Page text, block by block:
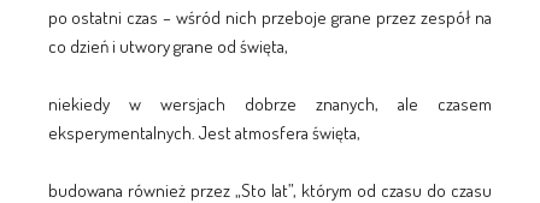
po ostatni czas – wśród nich przeboje grane przez zespół na
co dzień i utwory grane od święta,
niekiedy w wersjach dobrze znanych, ale czasem
eksperymentalnych. Jest atmosfera święta,
budowana również przez „Sto lat”, którym od czasu do czasu